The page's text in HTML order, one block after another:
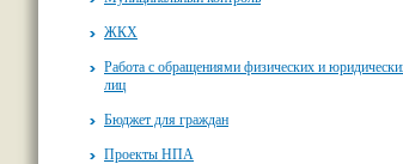
ЖКХ
Работа с обращениями физических и
лиц
Бюджет для граждан
Проекты НПА